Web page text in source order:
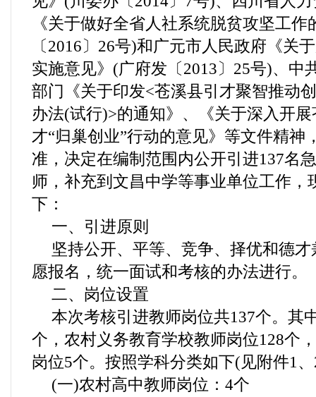
《关于做好全省人社系统脱贫攻坚工
〔2016〕26号)和广元市人民政府《关
实施意见》(广府发〔2013〕25号)、中
部门《关于印发<苍溪县引才聚智推动
办法(试行)>的通知》、《关于深入开
才“归巢创业”行动的意见》等文件精神
准，决定在编制范围内公开引进137名
师，补充到文昌中学等事业单位工作，
下：
一、引进原则
坚持公开、平等、竞争、择优和德
愿报名，统一面试和考核的办法进行。
二、岗位设置
本次考核引进教师岗位共137个。其
个，农村义务教育学校教师岗位128个
岗位5个。按照学科分类如下(见附件1
(一)农村高中教师岗位：4个